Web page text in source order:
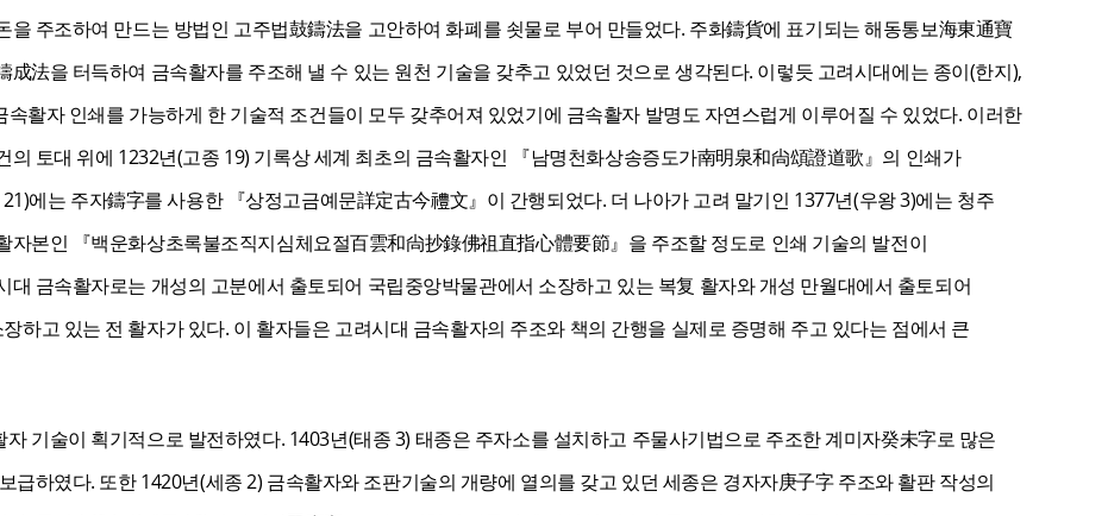
을 주조하여 만드는 방법인 고주법鼓鑄法을 고안하여 화폐를 쇳물로 부어 만들었다. 주화鑄貨에 표기되는 해동통보海東通寶
成法을 터득하여 금속활자를 주조해 낼 수 있는 원천 기술을 갖추고 있었던 것으로 생각된다. 이렇듯 고려시대에는 종이(한지),
속활자 인쇄를 가능하게 한 기술적 조건들이 모두 갖추어져 있었기에 금속활자 발명도 자연스럽게 이루어질 수 있었다. 이러한
의 토대 위에 1232년(고종 19) 기록상 세계 최초의 금속활자인 『남명천화상송증도가南明泉和尙頌證道歌』의 인쇄가
에는 주자鑄字를 사용한 『상정고금예문詳定古今禮文』이 간행되었다. 더 나아가 고려 말기인 1377년(우왕 3)에는 청주
자본인 『백운화상초록불조직지심체요절百雲和尙抄錄佛祖直指心體要節』을 주조할 정도로 인쇄 기술의 발전이
대 금속활자로는 개성의 고분에서 출토되어 국립중앙박물관에서 소장하고 있는 복复 활자와 개성 만월대에서 출토되어
하고 있는 전 활자가 있다. 이 활자들은 고려시대 금속활자의 주조와 책의 간행을 실제로 증명해 주고 있다는 점에서 큰
기술이 획기적으로 발전하였다. 1403년(태종 3) 태종은 주자소를 설치하고 주물사기법으로 주조한 계미자癸未字로 많은
급하였다. 또한 1420년(세종 2) 금속활자와 조판기술의 개량에 열의를 갖고 있던 세종은 경자자庚子字 주조와 활판 작성의